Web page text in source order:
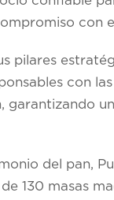
con
pilares
con
garantizando
del pan,
130 masas